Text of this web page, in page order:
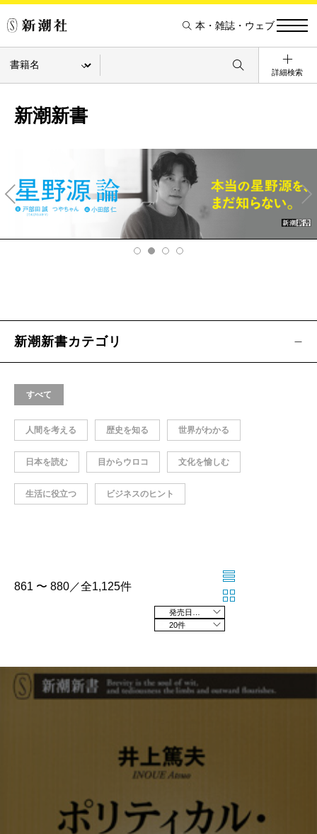
本・雑誌・ウェブ
詳細検索
新潮新書
v
Ne
xt
新潮新書カテゴリ
すべて
人間を考える 歴史を知る 世界がわかる
日本を読む 目からウロコ 文化を愉しむ
生活に役立つ ビジネスのヒント
861 〜 880／全1,125件
20件